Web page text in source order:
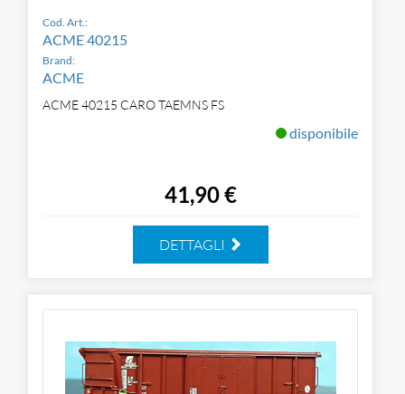
Cod. Art.:
ACME 40215
Brand:
ACME
ACME 40215 CARO TAEMNS FS
disponibile
41,90 €
DETTAGLI